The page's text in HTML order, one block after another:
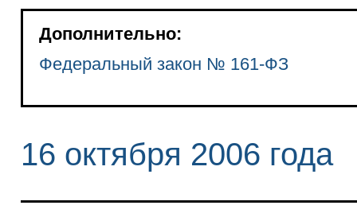
Дополнительно:
Федеральный закон № 161-ФЗ
16 октября 2006 года